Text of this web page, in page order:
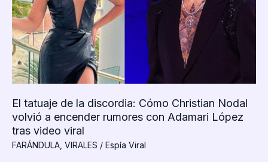
El tatuaje de la discordia: Cómo Christian Nodal
volvió a encender rumores con Adamari López
tras video viral
FARÁNDULA VIRALES / Espía Viral